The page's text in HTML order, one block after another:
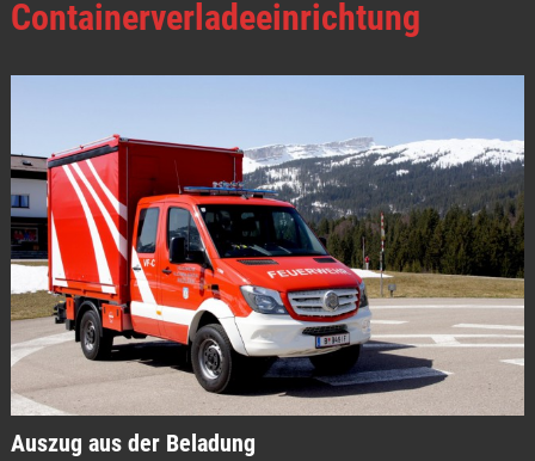
Containerverladeeinrichtung
Auszug aus der Beladung